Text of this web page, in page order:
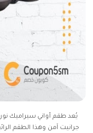
يُعد طقم أواني سيراميك
جرانيت آمن وهذا الطقم